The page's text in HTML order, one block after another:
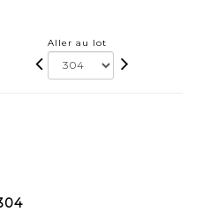
Aller au lot